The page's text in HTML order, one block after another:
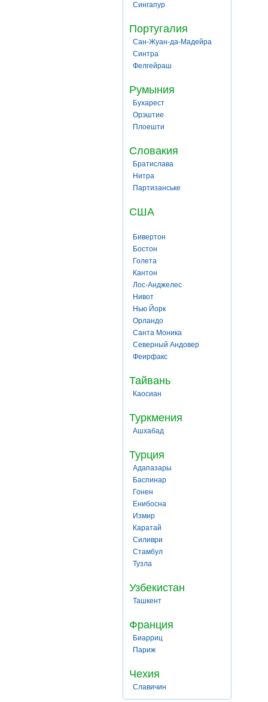
Сингапур
Португалия
Сан-Жуан-да-Мадейра
Синтра
Фелгейраш
Румыния
Бухарест
Орэштие
Плоешти
Словакия
Братислава
Нитра
Партизанське
США
Бивертон
Бостон
Голета
Кантон
Лос-Анджелес
Нивот
Нью Йорк
Орландо
Санта Моника
Северный Андовер
Феирфакс
Тайвань
Каосиан
Туркмения
Ашхабад
Турция
Адапазары
Баспинар
Гонен
Енибосна
Измир
Каратай
Силиври
Стамбул
Тузла
Узбекистан
Ташкент
Франция
Биарриц
Париж
Чехия
Славичин